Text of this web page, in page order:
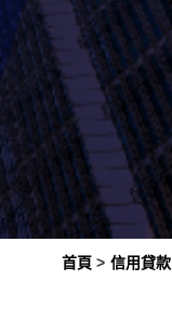
首頁 信用貸款